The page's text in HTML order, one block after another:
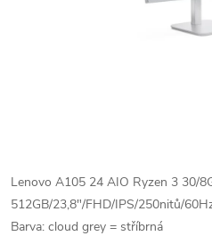
Lenovo A105 24 AIO Ryzen 3 30/
512GB/23,8"/FHD/IPS/250nitů/
Barva: cloud grey = stříbrná